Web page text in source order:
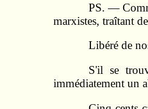
PS. —
marxistes, traîtant
Libéré de
S'il se
immédiatement un